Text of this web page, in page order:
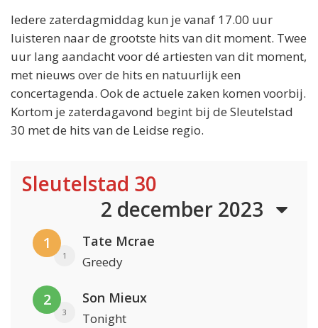
Iedere zaterdagmiddag kun je vanaf 17.00 uur
luisteren naar de grootste hits van dit moment. Twee
uur lang aandacht voor dé artiesten van dit moment,
met nieuws over de hits en natuurlijk een
concertagenda. Ook de actuele zaken komen voorbij.
Kortom je zaterdagavond begint bij de Sleutelstad
30 met de hits van de Leidse regio.
Sleutelstad 30
2 december 2023
1
1
Tate Mcrae
Greedy
2
3
Son Mieux
Tonight